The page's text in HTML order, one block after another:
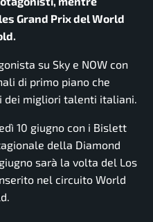
Grand Prix del World
su Sky e NOW con
di primo piano che
dei migliori talenti italiani.
10 giugno con i Bislett
della Diamond
sarà la volta del Los
nel circuito World